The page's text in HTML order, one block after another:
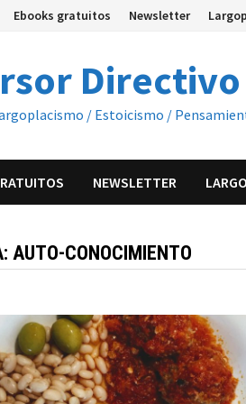
Ebooks gratuitos Newsletter
Directivo
/ Estoicismo /
NEWSLETTER
AUTO-CONOCIMIENTO